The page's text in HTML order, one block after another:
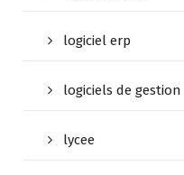
logiciel erp
logiciels de gestion
lycee